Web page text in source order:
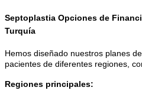
Septoplastia Opciones de
Turquía
Hemos diseñado nuestros planes
pacientes de diferentes regiones,
Regiones principales: